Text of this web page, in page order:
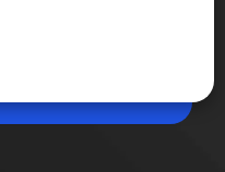
पाएं धाकड़
Share